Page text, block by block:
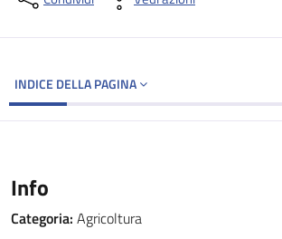
INDICE DELLA PAGINA
Info
Categoria: Agricoltura